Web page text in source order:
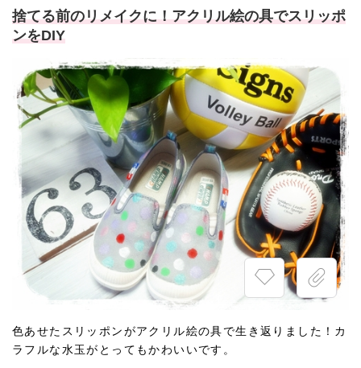
捨てる前のリメイクに！アクリル絵の具でスリッポ
ンをDIY
色あせたスリッポンがアクリル絵の具で生き返りました！カ
ラフルな水玉がとってもかわいいです。